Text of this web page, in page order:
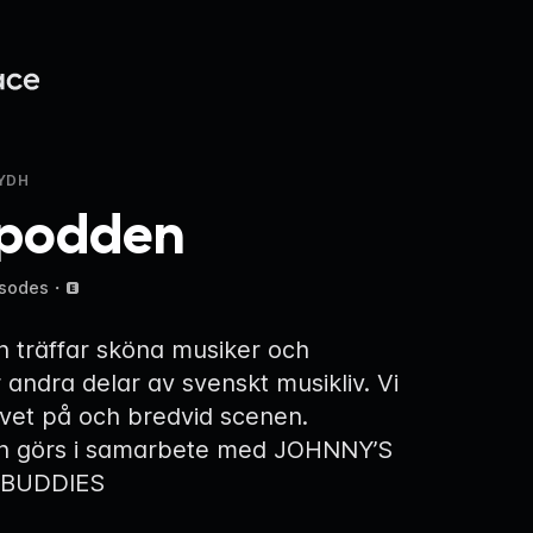
・
träffar sköna musiker och
delar av svenskt musikliv. Vi
på och bredvid scenen.
görs i samarbete med JOHNNY’S